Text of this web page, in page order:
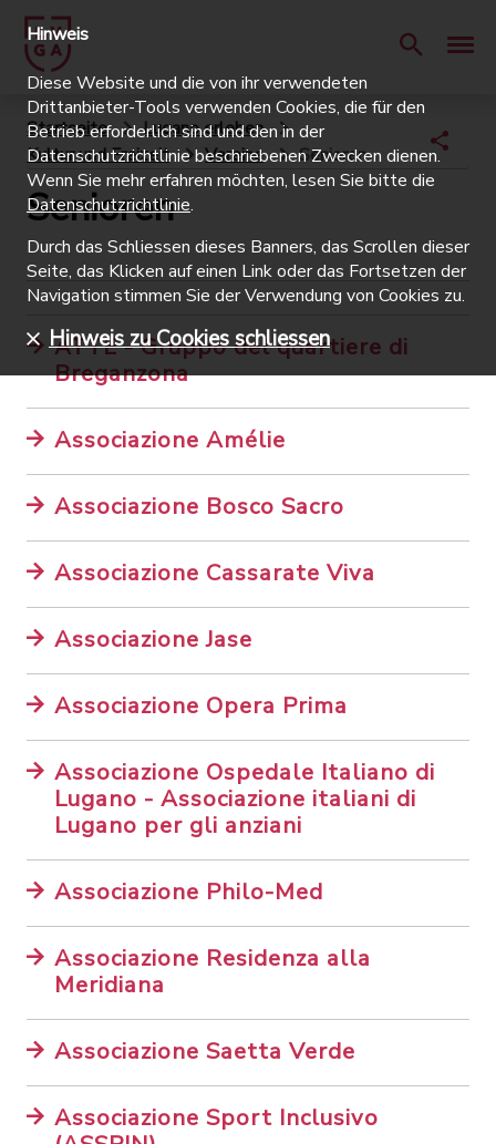
Startseite
Lugano erleben
Kultur und Freizeit
Vereine Senioren
Senioren
ATTE - Gruppo del quartiere di
Breganzona
Associazione Amélie
Associazione Bosco Sacro
Associazione Cassarate Viva
Associazione Jase
Associazione Opera Prima
Associazione Ospedale Italiano di
Lugano - Associazione italiani di
Lugano per gli anziani
Associazione Philo-Med
Associazione Residenza alla
Meridiana
Associazione Saetta Verde
Associazione Sport Inclusivo
Hinweis
Diese Website und die von ihr verwendeten
Drittanbieter-Tools verwenden Cookies, die für den
Betrieb erforderlich sind und den in der
Datenschutzrichtlinie beschriebenen Zwecken dienen.
Wenn Sie mehr erfahren möchten, lesen Sie bitte die
Datenschutzrichtlinie.
Durch das Schliessen dieses Banners, das Scrollen dieser
Seite, das Klicken auf einen Link oder das Fortsetzen der
Navigation stimmen Sie der Verwendung von Cookies zu.
Hinweis zu Cookies schliessen